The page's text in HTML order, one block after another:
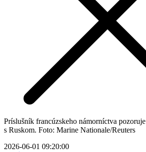
Príslušník francúzskeho námorníctva
s Ruskom. Foto: Marine Nationale/Reuters
2026-06-01 09:20:00